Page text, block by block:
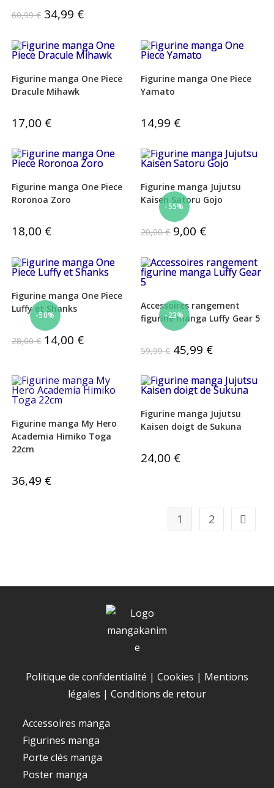
60,99€ Le
prix
60,99 €.
34,99 €Le
prix
34,99 €.
Figurine manga One Piece
Dracule Mihawk
17,00 €
Figurine manga One Piece
Yamato
14,99 €
Figurine manga One Piece
Roronoa Zoro
18,00 €
-55%
Figurine manga Jujutsu
Kaisen Satoru Gojo
20,00€ Le
prix
20,00 €.
9,00 €Le
prix
9,00 €.
-50%
Figurine manga One Piece
Luffy et Shanks
28,00€ Le
prix
14,00 €Le
prix
-23%
Accessoires rangement
figurine manga Luffy Gear 5
59,99€ Le
prix
59,99 €.
45,99 €Le
prix
45,99 €.
Figurine manga My Hero
Academia Himiko Toga
22cm
36,49 €
Figurine manga Jujutsu
Kaisen doigt de Sukuna
24,00 €
1 2
Politique de confidentialité | Cookies | Mentions
légales | Conditions de retour
Accessoires manga
Figurines manga
Porte clés manga
Poster manga